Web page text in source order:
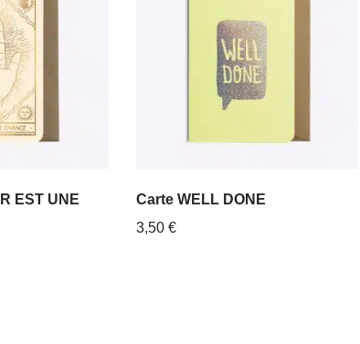
EST UNE
Carte WELL DONE
3,50€